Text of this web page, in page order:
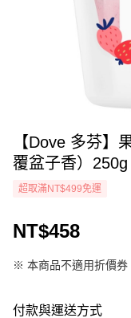
【Dove 多芬】
覆盆子香）250g
超取滿NT$499免運
NT$458
※ 本商品不適用折價券
付款與運送方式